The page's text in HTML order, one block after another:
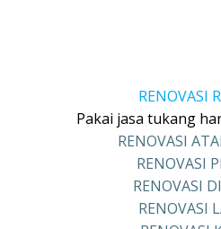
RENOVASI
Pakai jasa tukang
RENOVASI
RENOVASI
RENOVASI
RENOVASI